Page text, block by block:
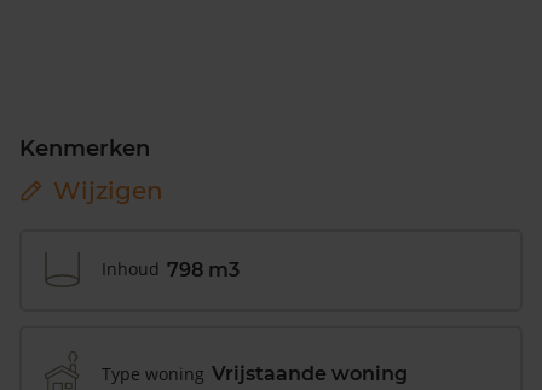
Kenmerken
Wijzigen
Inhoud 798 m3
Type woning Vrijstaande woning